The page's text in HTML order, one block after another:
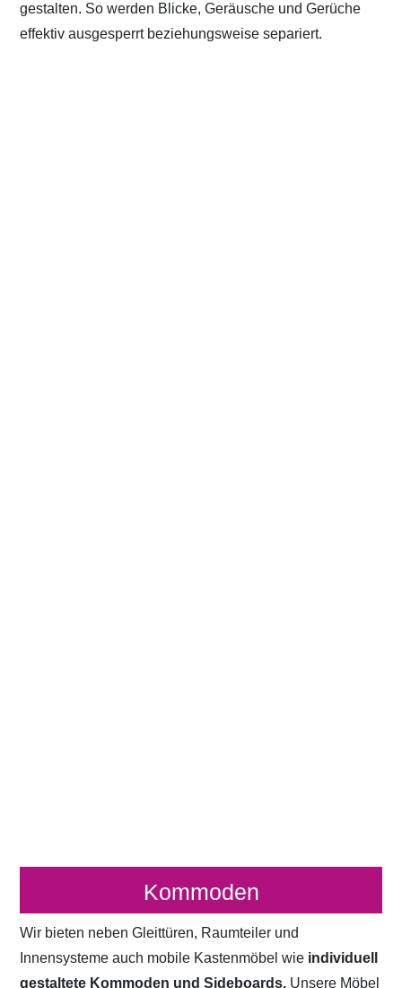
gestalten. So werden Blicke, Geräusche und Gerüche
effektiv ausgesperrt beziehungsweise separiert.
Kommoden
Wir bieten neben Gleittüren, Raumteiler und
Innensysteme auch mobile Kastenmöbel wie individuell
gestaltete Kommoden und Sideboards. Unsere Möbel